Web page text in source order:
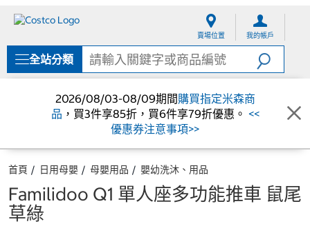
單
賣場位置 我的帳戶
全站分類
2026/08/03-08/09期間購買指定米森商
品 ，買3件享85折，買6件享79折優惠。 <<
優惠券注意事項>>
首頁 日用母嬰 母嬰用品 嬰幼洗沐、用品
Familidoo Q1 單人座多功能推車 鼠尾
草綠